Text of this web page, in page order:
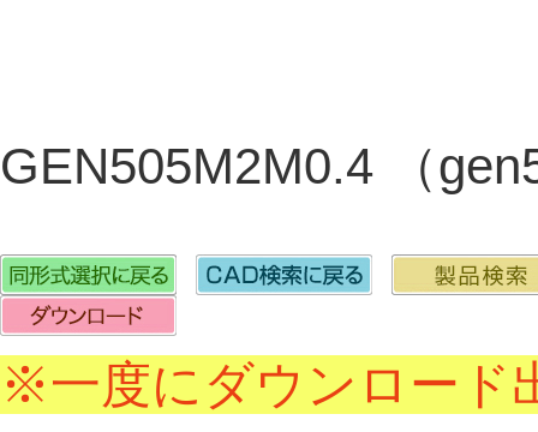
GEN505M2M0.4 （
※一度にダウンロード